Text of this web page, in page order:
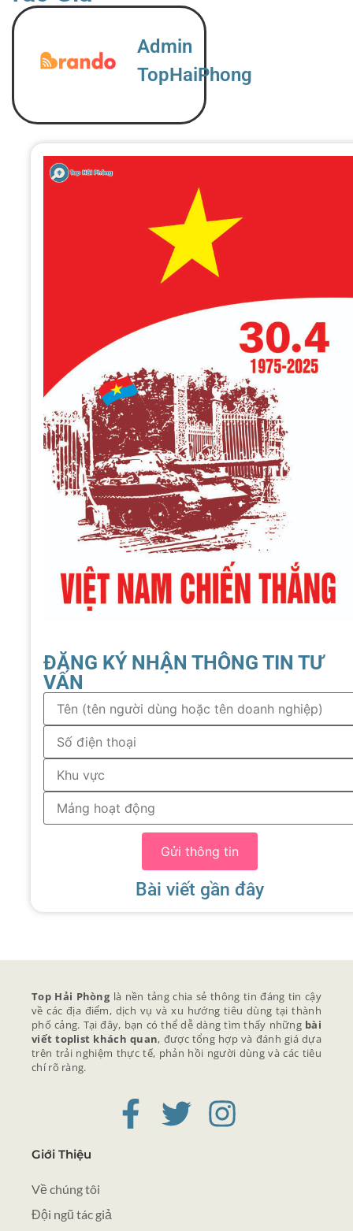
Admin
TopHaiPhong
ĐĂNG KÝ NHẬN THÔNG TIN TƯ
VẤN
Gửi thông tin
Bài viết gần đây
Top Hải Phònglà nền tảng chia sẻ thông tin đáng tin cậy
về các địa điểm, dịch vụ và xu hướng tiêu dùng tại thành
phố cảng. Tại đây, bạn có thể dễ dàng tìm thấy những bài
viết toplist khách quan, được tổng hợp và đánh giá dựa
trên trải nghiệm thực tế, phản hồi người dùng và các tiêu
chí rõ ràng.
Giới Thiệu
Về chúng tôi
Đội ngũ tác giả